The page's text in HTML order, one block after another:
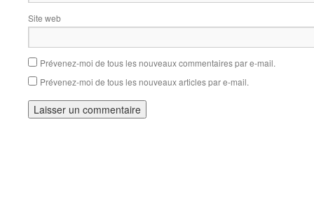
Site web
Prévenez-moi de tous les nouveaux commentaires par e-mail.
Prévenez-moi de tous les nouveaux articles par e-mail.